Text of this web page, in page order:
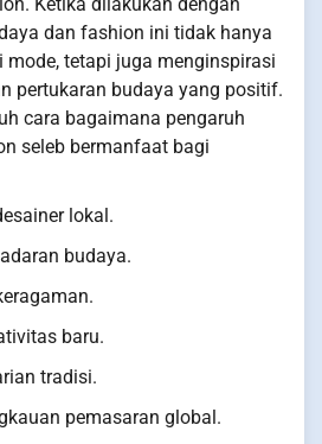
dan fashion ini tidak hanya
mode, tetapi juga menginspirasi
pertukaran budaya yang positif.
cara bagaimana pengaruh
seleb bermanfaat bagi
lokal.
budaya.
baru.
tradisi.
pemasaran global.